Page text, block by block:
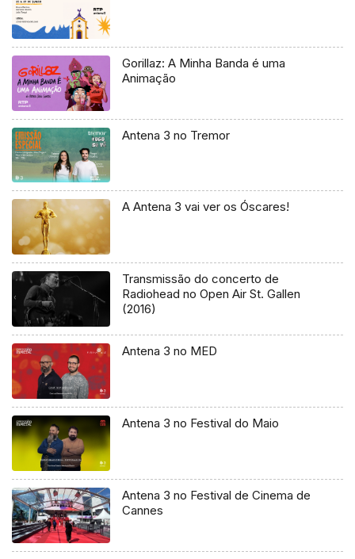
Gorillaz: A Minha Banda é uma
Animação
Antena 3 no Tremor
A Antena 3 vai ver os Óscares!
Transmissão do concerto de
Radiohead no Open Air St. Gallen
(2016)
Antena 3 no MED
Antena 3 no Festival do Maio
Antena 3 no Festival de Cinema de
Cannes